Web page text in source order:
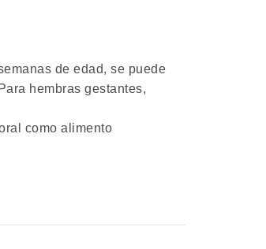
de edad, se puede
hembras gestantes,
como alimento